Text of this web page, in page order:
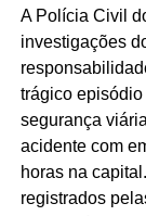
A Polícia Civil
investigações
trágico
segurança
acidente com
horas na
registrados